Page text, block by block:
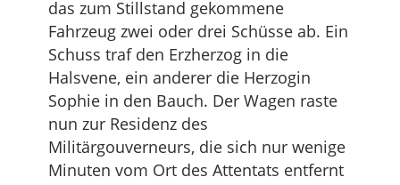
das zum Stillstand gekommene
Fahrzeug zwei oder drei Schüsse ab. Ein
Schuss traf den Erzherzog in die
Halsvene, ein anderer die Herzogin
Sophie in den Bauch. Der Wagen raste
nun zur Residenz des
Militärgouverneurs, die sich nur wenige
Minuten vom Ort des Attentats entfernt